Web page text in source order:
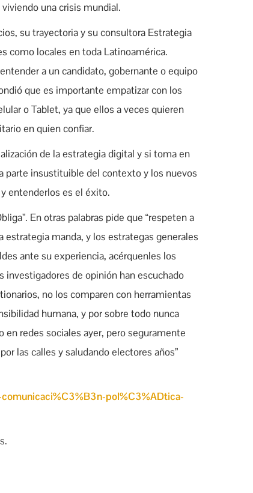
una crisis mundial.
su trayectoria y su consultora Estrategia
como locales en toda Latinoamérica.
a un candidato, gobernante o equipo
que es importante empatizar con los
o Tablet, ya que ellos a veces quieren
en quien confiar.
de la estrategia digital y si toma en
parte insustituible del contexto y los nuevos
entenderlos es el éxito.
En otras palabras pide que “respeten a
manda, y los estrategas generales
ante su experiencia, acérquenles los
investigadores de opinión han escuchado
no los comparen con herramientas
humana, y por sobre todo nunca
redes sociales ayer, pero seguramente
las calles y saludando electores años”
pol%C3%ADtica-